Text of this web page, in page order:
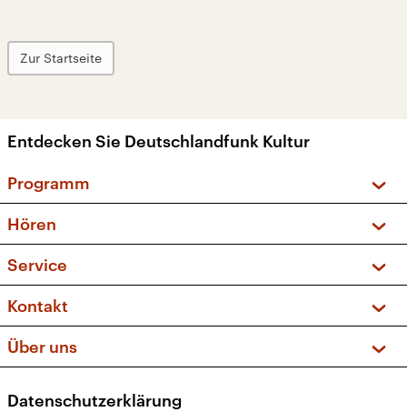
Zur Startseite
Entdecken Sie Deutschlandfunk Kultur
Programm
Sendungen und Podcasts
Musikliste
Kakadu – Das Kinderprogramm
Hören
Frequenzen (UKW + DAB+)
Service
FAQ
Apps
Newsletter
Kontakt
Social Media
Über uns
Datenschutzerklärung